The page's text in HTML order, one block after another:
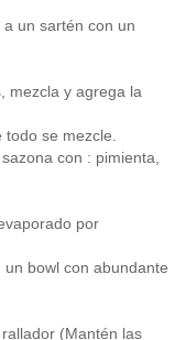
un sartén con un
mezcla y agrega la
todo se mezcle.
con : pimienta,
por
bowl con abundante
(Mantén las